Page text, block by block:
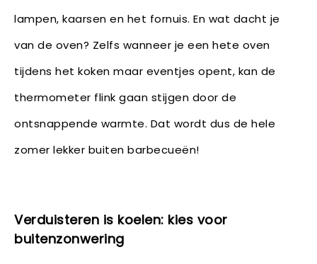
lampen, kaarsen en het fornuis. En wat dacht je
van de oven? Zelfs wanneer je een hete oven
tijdens het koken maar eventjes opent, kan de
thermometer flink gaan stijgen door de
ontsnappende warmte. Dat wordt dus de hele
zomer lekker buiten barbecueën!
Verduisteren is koelen: kies voor
buitenzonwering